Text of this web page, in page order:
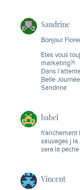
Sandrine
Bonjour
Etes vous
marketing?!
Dans
Belle Journée
Sandrine
babel
franchement
sauvages j
sera la
Vincent